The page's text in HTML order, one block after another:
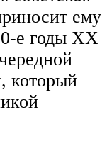
ему
е годы XX
который